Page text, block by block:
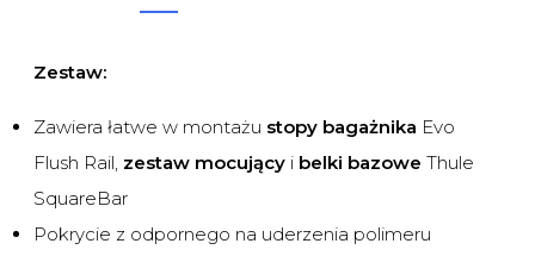
Zestaw:
Zawiera łatwe w montażu stopy bagażnika Evo
Flush Rail, zestaw mocujący i belki bazowe Thule
SquareBar
Pokrycie z odpornego na uderzenia polimeru